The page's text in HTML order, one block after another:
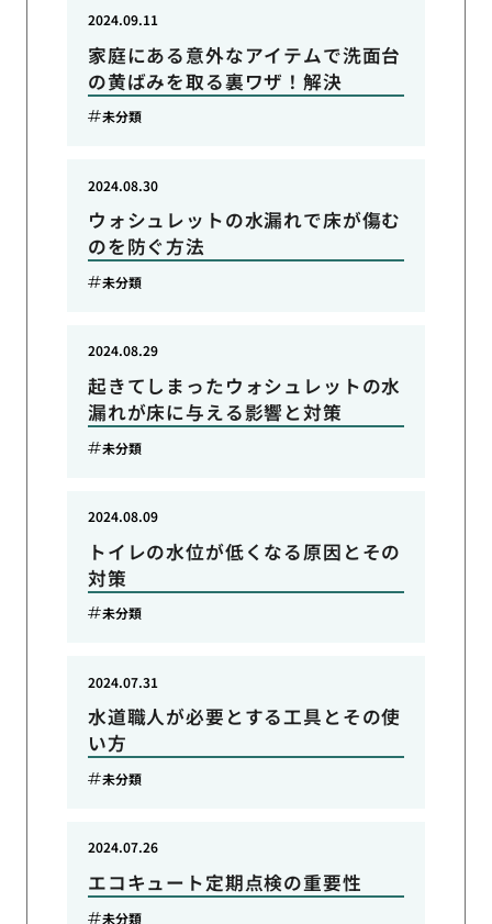
家庭にある意外なアイテムで洗面台
の黄ばみを取る裏ワザ！解決
2024.09.11
未分類
ウォシュレットの水漏れで床が傷む
のを防ぐ方法
2024.08.30
未分類
起きてしまったウォシュレットの水
漏れが床に与える影響と対策
2024.08.29
未分類
トイレの水位が低くなる原因とその
対策
2024.08.09
未分類
水道職人が必要とする工具とその使
い方
2024.07.31
未分類
エコキュート定期点検の重要性
2024.07.26
未分類